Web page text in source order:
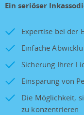
Ein seriöser
Expertise bei der
Einfache
Sicherung Ihrer
Einsparung von
Die Möglichkeit,
zu konzentrieren